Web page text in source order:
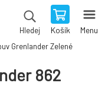
Hledej Košík Menu
Grenlander Zelené
862